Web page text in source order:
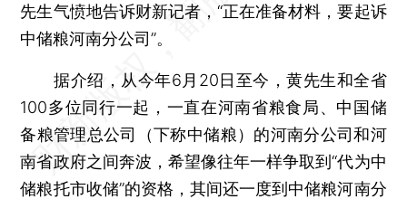
先生气愤地告诉财新记者，“正在准备材料，要起诉
中储粮河南分公司”。
据介绍，从今年6月20日至今，黄先生和全省
100多位同行一起，一直在河南省粮食局、中国储
备粮管理总公司（下称中储粮）的河南分公司和河
南省政府之间奔波，希望像往年一样争取到“代为中
储粮托市收储”的资格，其间还一度到中储粮河南分